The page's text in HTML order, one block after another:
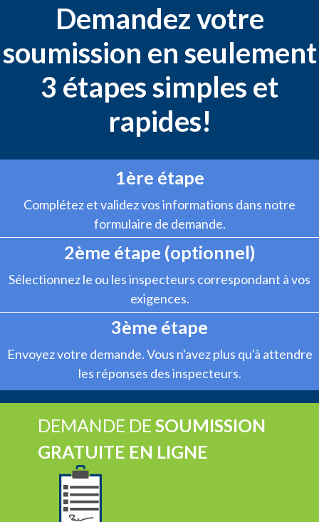
Demandez votre
soumission en seulement
3 étapes simples et
rapides!
1ère étape
Complétez et validez vos informations dans notre
formulaire de demande.
2ème étape (optionnel)
Sélectionnez le ou les inspecteurs correspondant à vos
exigences.
3ème étape
Envoyez votre demande. Vous n'avez plus qu'à attendre
les réponses des inspecteurs.
DEMANDE DE SOUMISSION
GRATUITE EN LIGNE